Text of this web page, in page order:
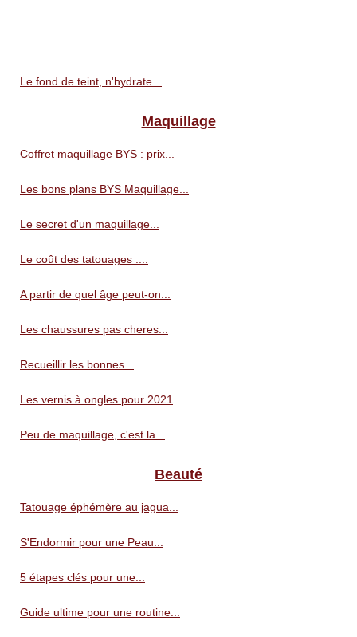
Le fond de teint, n'hydrate...
Maquillage
Coffret maquillage BYS : prix...
Les bons plans BYS Maquillage...
Le secret d'un maquillage...
Le coût des tatouages :...
A partir de quel âge peut-on...
Les chaussures pas cheres...
Recueillir les bonnes...
Les vernis à ongles pour 2021
Peu de maquillage, c'est la...
Beauté
Tatouage éphémère au jagua...
S'Endormir pour une Peau...
5 étapes clés pour une...
Guide ultime pour une routine...